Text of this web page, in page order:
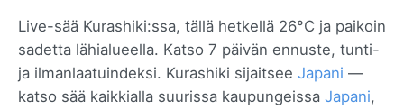
Live-sää Kurashiki:ssa, tällä hetkellä 26°C ja paikoin
sadetta lähialueella. Katso 7 päivän ennuste, tunti-
ja ilmanlaatuindeksi. Kurashiki sijaitsee Japani —
katso sää kaikkialla suurissa kaupungeissa Japani,